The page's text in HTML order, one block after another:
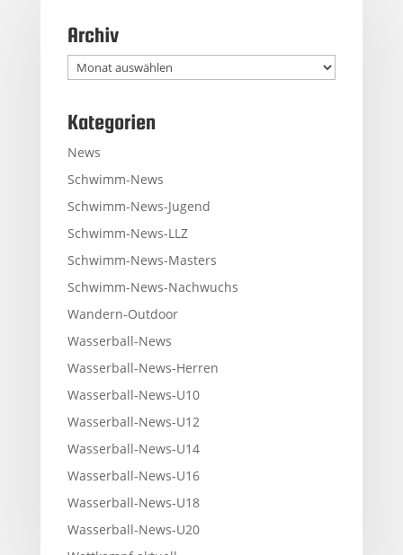
Archiv
Archiv
Kategorien
News
Schwimm-News
Schwimm-News-Jugend
Schwimm-News-LLZ
Schwimm-News-Masters
Schwimm-News-Nachwuchs
Wandern-Outdoor
Wasserball-News
Wasserball-News-Herren
Wasserball-News-U10
Wasserball-News-U12
Wasserball-News-U14
Wasserball-News-U16
Wasserball-News-U18
Wasserball-News-U20